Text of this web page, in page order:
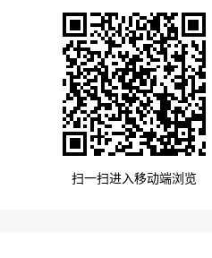
扫一扫进入移动端浏览